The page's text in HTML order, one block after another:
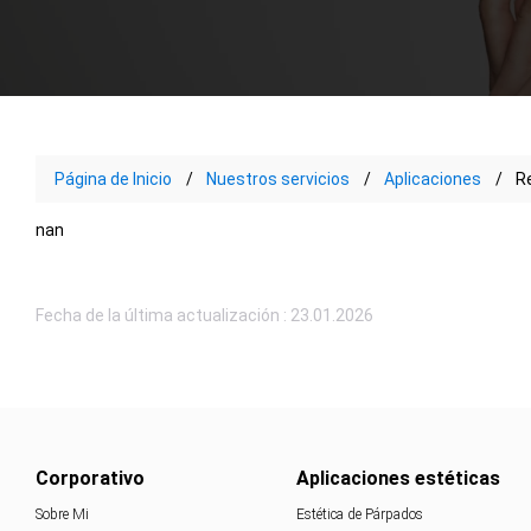
Página de Inicio Nuestros servicios Aplicaciones
nan
Fecha de la última actualización : 23.01.2026
Corporativo
Sobre Mi
Aplicaciones estéticas
Estética de Párpados